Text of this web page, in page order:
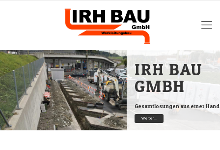
IRH BAU
GMBH
Gesamtlösungen aus einer
Weiter...